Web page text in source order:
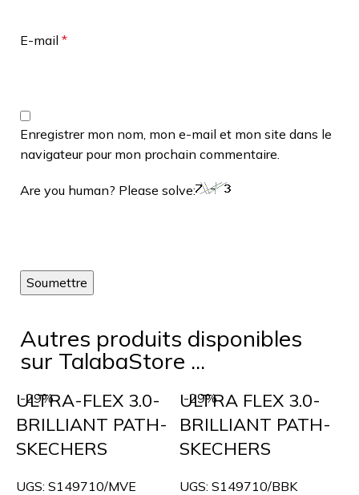
E-mail *
Enregistrer mon nom, mon e-mail et mon site dans le
navigateur pour mon prochain commentaire.
Are you human? Please solve:
Autres produits disponibles
sur TalabaStore ...
-29%
ULTRA-FLEX 3.0-
BRILLIANT PATH-
SKECHERS
UGS: S149710/MVE
-29%
ULTRA FLEX 3.0-
BRILLIANT PATH-
SKECHERS
UGS: S149710/BBK